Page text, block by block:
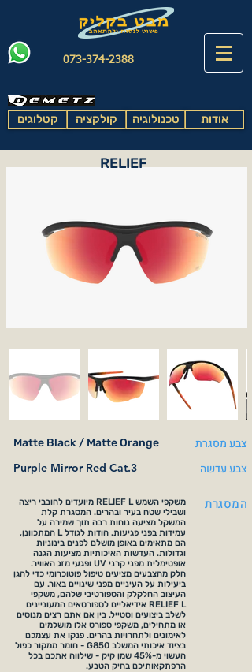
073-374-2388
קטלוגים קולקציה טכנולוגיה אודות
RELIEF
Matte Black / Matte Orange צבע מסגרת
Purple Mirror Red Cat.3 צבע עדשה
משקפי השמש RELIEF L מיועדים לחובבי ריצה
ושבילי שטח בעיר ובהרים. המסגרת קלת
המשקל מציעה נוחות רבה תוך שמירה על
עמידות בפני פגיעות. הודות לגודל L המתכוונן,
הם מתאימים באופן מושלם לפנים בינוניות
וגדולות. העדשות האיכותיות מציעות הגנה
אופטימלית מפני קרני UV ופגעי מזג האוויר.
חלק מהצבעים מציעים טיפול פוטוכרומי כדי להגן
ביעילות על העיניים מפני שינויים באור. עם
העיצוב החלקלק והספורטיבי שלהם, משקפי
RELIEF L אידיאליים לספורטאים המעוניינים
לשלב ביצועים וסטייל. בין אם אתם רצים מנוסים
או מתחילים, משקפי ספורט אלו מושלמים
לאימונים ולתחרויות בהרים. פנקו את עצמכם
בציוד איכותי המשלב G850 - חומר ממקור כפול
העשוי מ-45% שמן קיק - שילווה אתכם בכל
הרפתקאותיכם בחיק הטבע.
המסגרת